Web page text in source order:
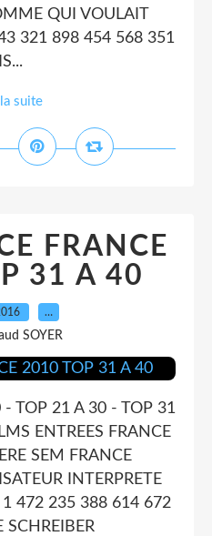
QUI VOULAIT
321 898 454 568 351
suite
FRANCE
31 A 40
…
SOYER
TOP 21 A 30 - TOP 31
ENTREES FRANCE
SEM FRANCE
INTERPRETE
1 472 235 388 614 672
SCHREIBER